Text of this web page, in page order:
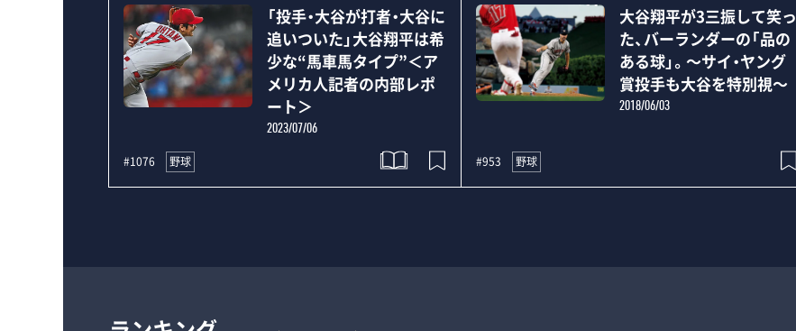
「投手・大谷が打者・大谷に
追いついた」大谷翔平は希
少な“馬車馬タイプ”＜ア
メリカ人記者の内部レポ
ート＞
2023/07/06
#1076 野球
大谷翔平が3三振して笑っ
た、バーランダーの「品の
ある球」。～サイ・ヤング
賞投手も大谷を特別視～
2018/06/03
#953 野球